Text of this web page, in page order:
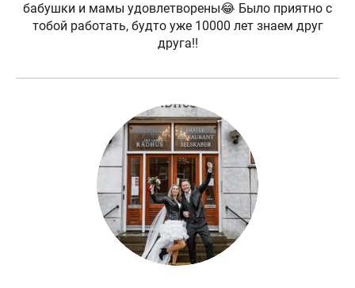
бабушки и мамы удовлетворены😂 Было приятно с
тобой работать, будто уже 10000 лет знаем друг
друга!!